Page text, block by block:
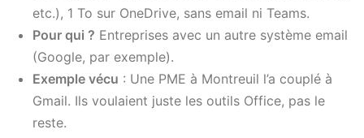
etc.), 1 To sur OneDrive, sans email ni Teams.
Pour qui ? Entreprises avec un autre système email
(Google, par exemple).
Exemple vécu : Une PME à Montreuil l’a couplé à
Gmail. Ils voulaient juste les outils Office, pas le
reste.